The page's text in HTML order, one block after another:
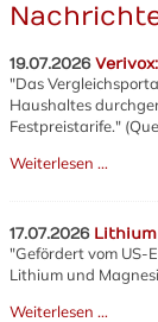
19.07.2026
"Das
Haushaltes
Festpreistarife."
Weiterlesen …
17.07.2026 Lithium
"Gefördert vom US-
Lithium und
Weiterlesen …